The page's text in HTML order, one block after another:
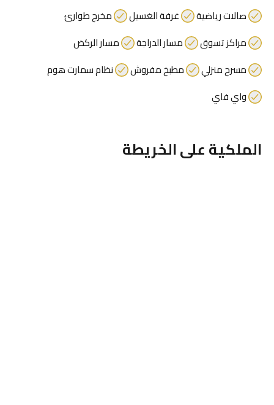
صالات رياضية
غرفة الغسيل
مخرج طوارئ
مراكز تسوق
مسار الدراجة
مسار الركض
مسرح منزلي
مطبخ مفروش
نظام سمارت هوم
واي فاي
الملكية على الخريطة